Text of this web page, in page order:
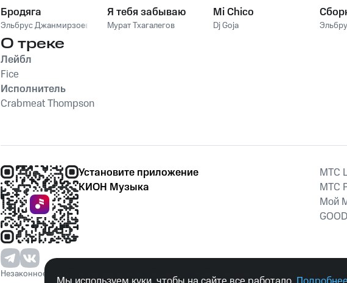
Бродяга
Эльбрус Джанмирзоев
Я тебя забываю
Мурат Тхагалегов
Mi Chico
Dj Goja
О треке
Лейбл
Fice
Исполнитель
Crabmeat Thompson
Установите приложение
КИОН Музыка
MTС
MTС
Мой
Незаконное потребление наркотических средств, психотропных веществ, их аналогов